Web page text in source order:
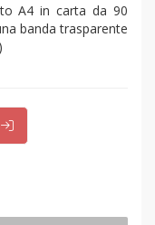
A4 in carta da 90
banda trasparente